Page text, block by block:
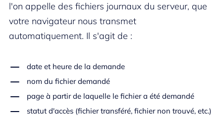
l'on appelle des fichiers journaux du serveur, que
votre navigateur nous transmet
automatiquement. Il s'agit de :
date et heure de la demande
nom du fichier demandé
page à partir de laquelle le fichier a été demandé
statut d'accès (fichier transféré, fichier non trouvé, etc.)